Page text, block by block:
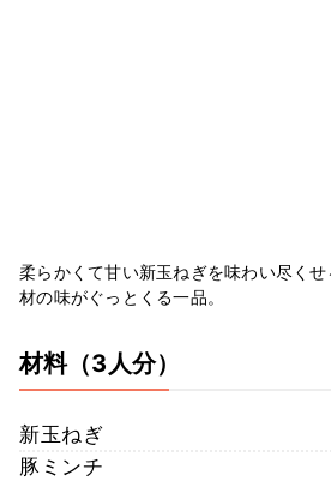
柔らかくて甘い新玉ねぎを味わい尽く
材の味がぐっとくる一品。
材料（3人分）
新玉ねぎ
豚ミンチ